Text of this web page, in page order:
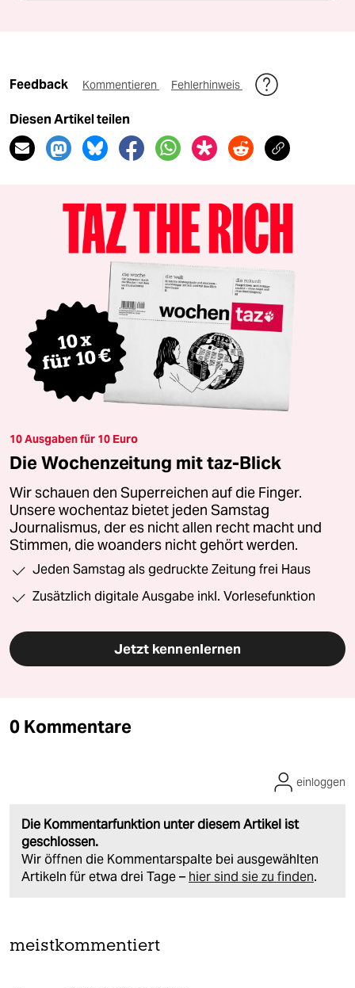
Feedback Kommentieren Fehlerhinweis
Diesen Artikel teilen
10 Ausgaben für 10 Euro
Die Wochenzeitung mit taz-Blick
Wir schauen den Superreichen auf die Finger.
Unsere wochentaz bietet jeden Samstag
Journalismus, der es nicht allen recht macht und
Stimmen, die woanders nicht gehört werden.
Jeden Samstag als gedruckte Zeitung frei Haus
Zusätzlich digitale Ausgabe inkl. Vorlesefunktion
Jetzt kennenlernen
0 Kommentare
Die Kommentarfunktion unter diesem Artikel ist
geschlossen.
Wir öffnen die Kommentarspalte bei ausgewählten
Artikeln für etwa drei Tage – hier sind sie zu finden.
einloggen
meistkommentiert